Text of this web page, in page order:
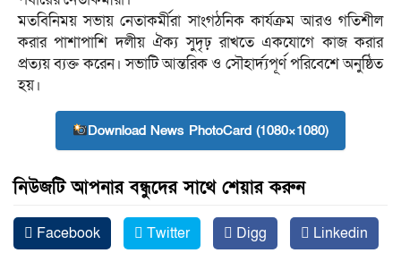
মতবিনিময় সভায় নেতাকর্মীরা সাংগঠনিক কার্যক্রম আরও গতিশীল
করার পাশাপাশি দলীয় ঐক্য সুদৃঢ় রাখতে একযোগে কাজ করার
প্রত্যয় ব্যক্ত করেন। সভাটি আন্তরিক ও সৌহার্দ্যপূর্ণ পরিবেশে অনুষ্ঠিত
হয়।
Download News PhotoCard (1080×1080)
নিউজটি আপনার বন্ধুদের সাথে শেয়ার করুন
Facebook Twitter Digg Linkedin